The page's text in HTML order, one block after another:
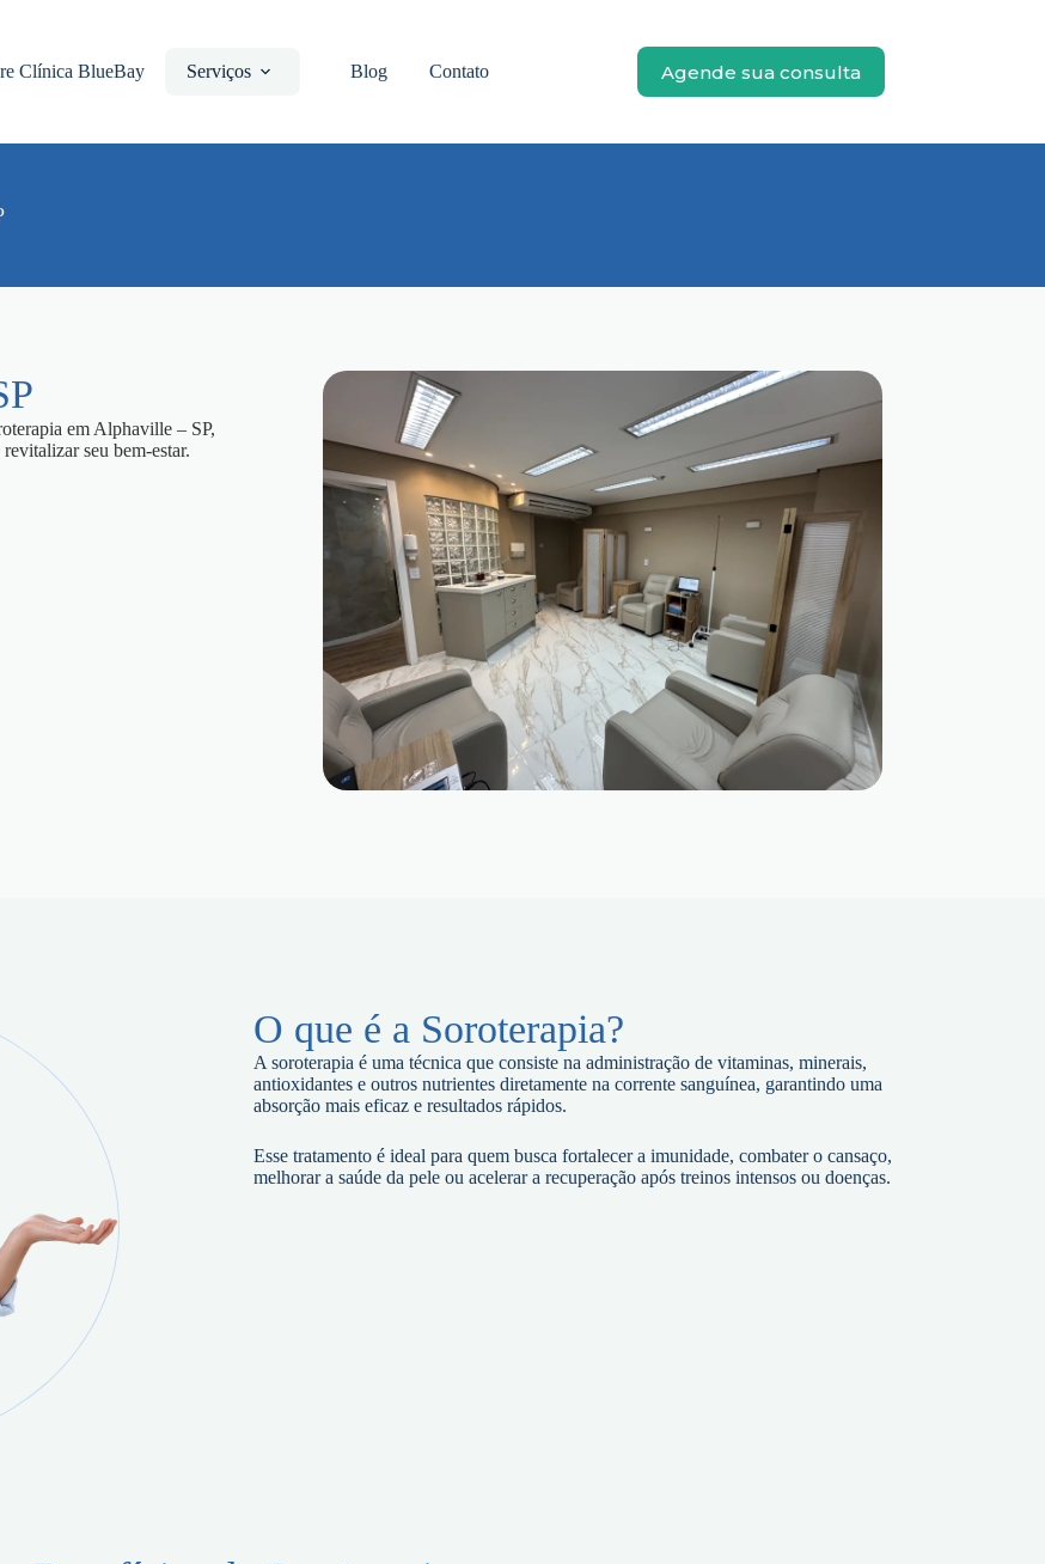
Clínica BlueBay Serviços Blog Contato Agende sua consulta
em Alphaville – SP,
seu bem-estar.
O que é a Soroterapia?
A soroterapia é uma técnica que consiste na administração de vitaminas, minerais,
antioxidantes e outros nutrientes diretamente na corrente sanguínea, garantindo uma
absorção mais eficaz e resultados rápidos.
Esse tratamento é ideal para quem busca fortalecer a imunidade, combater o cansaço,
melhorar a saúde da pele ou acelerar a recuperação após treinos intensos ou doenças.